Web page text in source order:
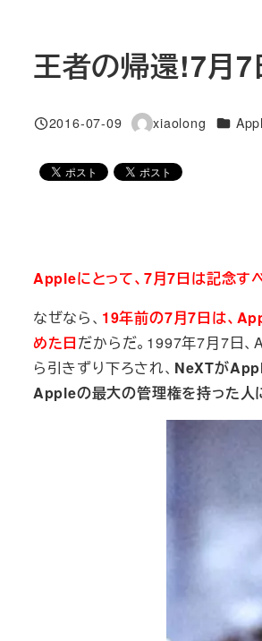
王者の帰還!7月
投稿日
2016-07-09
著
xiaolong カテゴ
Appleにとって、7月7日は記念す
なぜなら、 19年前の7月7日は、
めた日だからだ。1997年7月7日
ら引きずり下ろされ、 NeXTが
Appleの最大の管理権を持った人